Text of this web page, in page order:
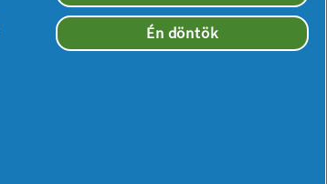
Én döntök